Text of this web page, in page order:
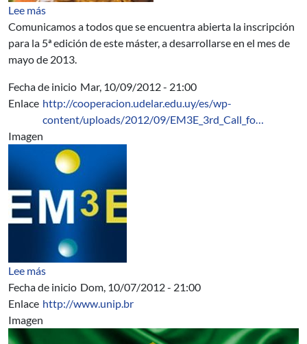
Lee mássobre MASTER INTERNACIONAL EN TECNOLOGÍA
Comunicamos a todos que se encuentra abierta la inscripción
para la 5ª edición de este máster, a desarrollarse en el mes de
mayo de 2013.
Fecha de inicio Mar, 10/09/2012 - 21:00
Enlace http://cooperacion.udelar.edu.uy/es/wp-
content/uploads/2012/09/EM3E_3rd_Call_fo…
Imagen
Lee mássobre EM3E Erasmus Mundus Master en Ingeniería de
Fecha de inicio Dom, 10/07/2012 - 21:00
Enlace http://www.unip.br
Imagen